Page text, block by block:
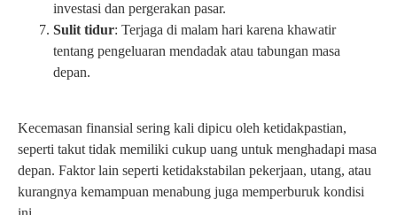
investasi dan pergerakan pasar.
Sulit tidur: Terjaga di malam hari karena khawatir
tentang pengeluaran mendadak atau tabungan masa
depan.
Kecemasan finansial sering kali dipicu oleh ketidakpastian,
seperti takut tidak memiliki cukup uang untuk menghadapi masa
depan. Faktor lain seperti ketidakstabilan pekerjaan, utang, atau
kurangnya kemampuan menabung juga memperburuk kondisi